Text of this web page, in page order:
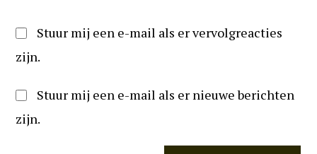
Stuur mij een e-mail als er vervolgreacties
zijn.
Stuur mij een e-mail als er nieuwe berichten
zijn.